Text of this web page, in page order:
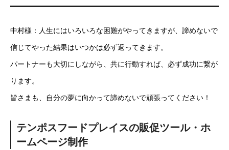
中村様：人生にはいろいろな困難がやってきますが、諦めないで
信じてやった結果はいつかは必ず返ってきます。
パートナーも大切にしながら、共に行動すれば、必ず成功に繋が
ります。
皆さまも、自分の夢に向かって諦めないで頑張ってください！
テンポスフードプレイスの販促ツール・ホ
ームページ制作